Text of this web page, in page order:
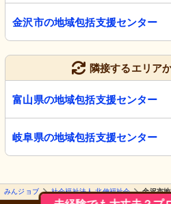
金沢市の地域包括支援センター
隣接するエリア
富山県の地域包括支援センター
岐阜県の地域包括支援センター
みんジョブ 社会福祉法人 北伸福祉会 金沢市